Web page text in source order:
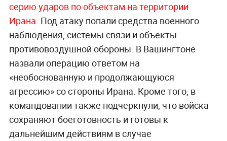
серию ударов по объектам на территории
Ирана. Под атаку попали средства военного
наблюдения, системы связи и объекты
противовоздушной обороны. В Вашингтоне
назвали операцию ответом на
«необоснованную и продолжающуюся
агрессию» со стороны Ирана. Кроме того, в
командовании также подчеркнули, что войска
сохраняют боеготовность и готовы к
дальнейшим действиям в случае